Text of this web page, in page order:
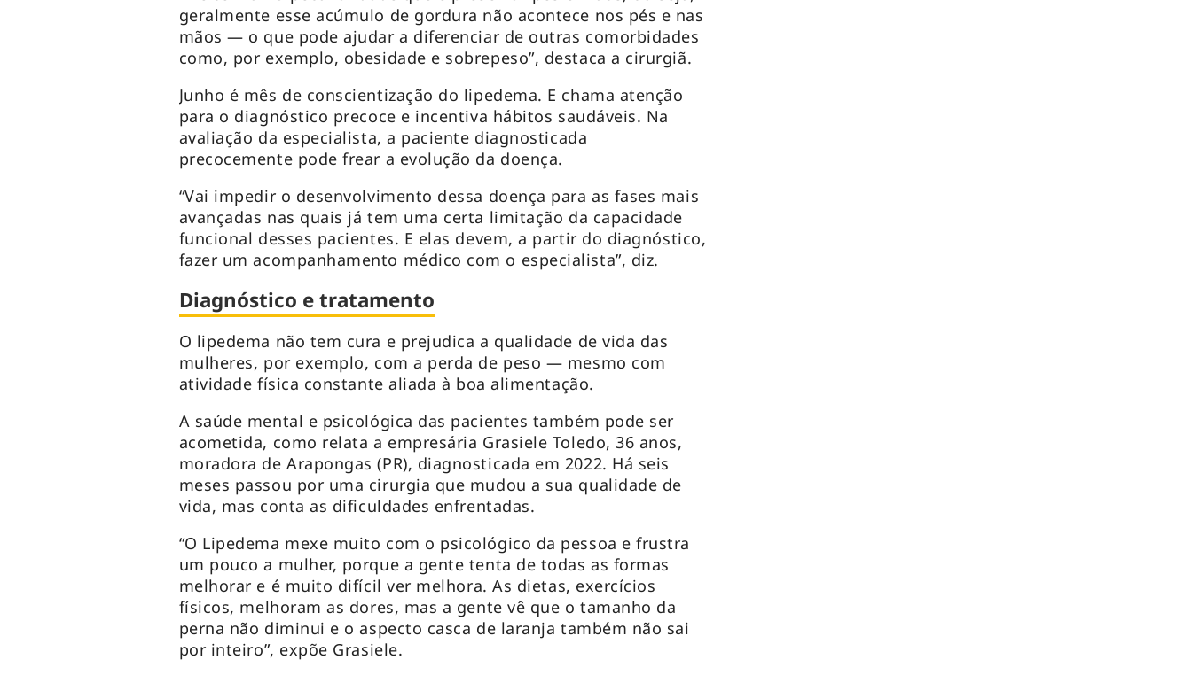
geralmente esse acúmulo de gordura não acontece nos pés e nas
mãos — o que pode ajudar a diferenciar de outras comorbidades
como, por exemplo, obesidade e sobrepeso”, destaca a cirurgiã.
Junho é mês de conscientização do lipedema. E chama atenção
para o diagnóstico precoce e incentiva hábitos saudáveis. Na
avaliação da especialista, a paciente diagnosticada
precocemente pode frear a evolução da doença.
“Vai impedir o desenvolvimento dessa doença para as fases mais
avançadas nas quais já tem uma certa limitação da capacidade
funcional desses pacientes. E elas devem, a partir do diagnóstico,
fazer um acompanhamento médico com o especialista”, diz.
Diagnóstico e tratamento
O lipedema não tem cura e prejudica a qualidade de vida das
mulheres, por exemplo, com a perda de peso — mesmo com
atividade física constante aliada à boa alimentação.
A saúde mental e psicológica das pacientes também pode ser
acometida, como relata a empresária Grasiele Toledo, 36 anos,
moradora de Arapongas (PR), diagnosticada em 2022. Há seis
meses passou por uma cirurgia que mudou a sua qualidade de
vida, mas conta as dificuldades enfrentadas.
“O Lipedema mexe muito com o psicológico da pessoa e frustra
um pouco a mulher, porque a gente tenta de todas as formas
melhorar e é muito difícil ver melhora. As dietas, exercícios
físicos, melhoram as dores, mas a gente vê que o tamanho da
perna não diminui e o aspecto casca de laranja também não sai
por inteiro”, expõe Grasiele.